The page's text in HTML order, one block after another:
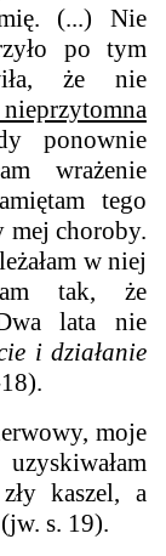
(...) Nie
po tym
że nie
nieprzytomna
ponownie
wrażenie
tego
mej choroby.
w niej
tak, że
lata nie
i działanie
moje
kaszel, a
s. 19).